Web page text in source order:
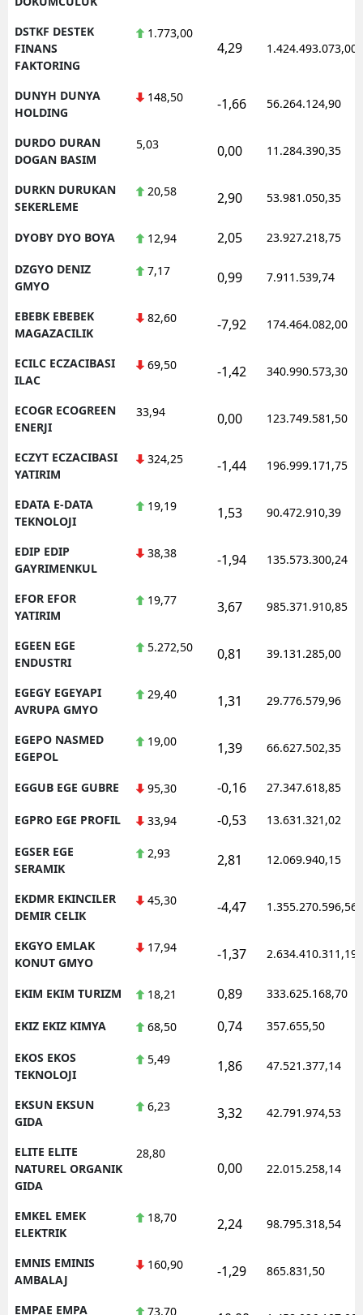
DSTKF DESTEK
FINANS
FAKTORING
1.773,00
4,29 1.424.493.073,00
DUNYH DUNYA
HOLDING
148,50 -1,66 56.264.124,90
DURDO DURAN
DOGAN BASIM
5,03 0,00 11.284.390,35
DURKN DURUKAN
SEKERLEME
20,58 2,90 53.981.050,35
DYOBY DYO BOYA 12,94 2,05 23.927.218,75
DZGYO DENIZ
GMYO
7,17 0,99 7.911.539,74
EBEBK EBEBEK
MAGAZACILIK
82,60 -7,92 174.464.082,00
ECILC ECZACIBASI
ILAC
69,50 -1,42 340.990.573,30
ECOGR ECOGREEN
ENERJI
33,94 0,00 123.749.581,50
ECZYT ECZACIBASI
YATIRIM
324,25 -1,44 196.999.171,75
EDATA E-DATA
TEKNOLOJI
19,19 1,53 90.472.910,39
EDIP EDIP
GAYRIMENKUL
38,38 -1,94 135.573.300,24
EFOR EFOR
YATIRIM
19,77 3,67 985.371.910,85
EGEEN EGE
ENDUSTRI
5.272,50 0,81 39.131.285,00
EGEGY EGEYAPI
AVRUPA GMYO
29,40 1,31 29.776.579,96
EGEPO NASMED
EGEPOL
19,00 1,39 66.627.502,35
EGGUB EGE GUBRE 95,30 -0,16 27.347.618,85
EGPRO EGE PROFIL 33,94 -0,53 13.631.321,02
EGSER EGE
SERAMIK
2,93 2,81 12.069.940,15
EKDMR EKINCILER
DEMIR CELIK
45,30 -4,47 1.355.270.596,56
EKGYO EMLAK
KONUT GMYO
17,94 -1,37 2.634.410.311,19
EKIM EKIM TURIZM 18,21 0,89 333.625.168,70
EKIZ EKIZ KIMYA 68,50 0,74 357.655,50
EKOS EKOS
TEKNOLOJI
5,49 1,86 47.521.377,14
EKSUN EKSUN
GIDA
6,23 3,32 42.791.974,53
ELITE ELITE
NATUREL ORGANIK
GIDA
28,80
0,00 22.015.258,14
EMKEL EMEK
ELEKTRIK
18,70 2,24 98.795.318,54
EMNIS EMINIS
AMBALAJ
160,90 -1,29 865.831,50
EMPAE EMPA
73,70